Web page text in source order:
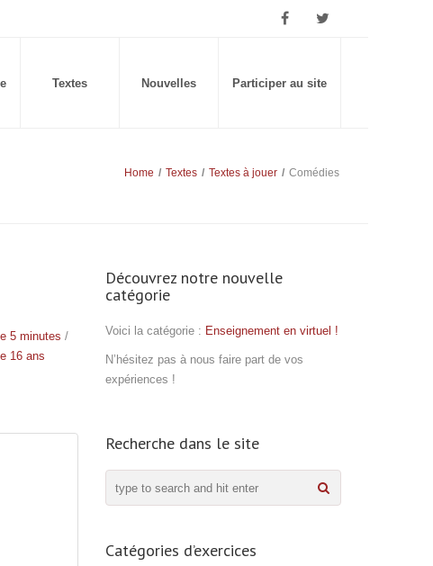
Textes Nouvelles Participer au site
Home / Textes / Textes à jouer / Comédies
5 minutes /
16 ans
Découvrez notre nouvelle
catégorie
Voici la catégorie : Enseignement en virtuel !
N’hésitez pas à nous faire part de vos
expériences !
Recherche dans le site
Catégories d’exercices